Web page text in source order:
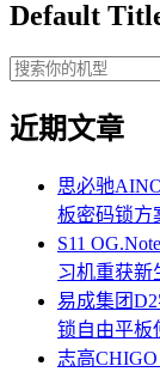
Default
近期文章
思必驰
板密码锁方
S11
习机重获新
易成集团
锁自由平板
志高